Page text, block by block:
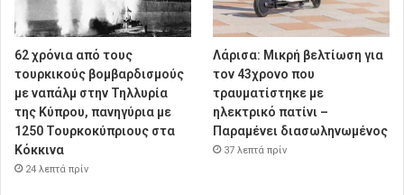
62 χρόνια από τους
τουρκικούς βομβαρδισμούς
με ναπάλμ στην Τηλλυρία
της Κύπρου, πανηγύρια με
1250 Τουρκοκύπριους στα
Κόκκινα
24 λεπτά πρίν
Λάρισα: Μικρή βελτίωση για
τον 43χρονο που
τραυματίστηκε με
ηλεκτρικό πατίνι –
Παραμένει διασωληνωμένος
37 λεπτά πρίν